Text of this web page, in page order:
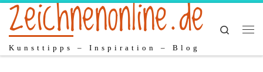
Zum Inhalt springen
zeichnenonline.de
Kunsttipps – Inspiration – Blog
Search